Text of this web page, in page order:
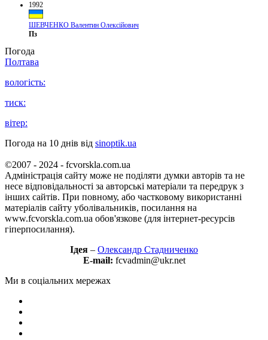
1992
ШЕВЧЕНКО Валентин Олексійович
Пз
Погода
Полтава
вологість:
тиск:
вітер:
Погода на 10 днів від sinoptik.ua
©2007 - 2024 - fcvorskla.com.ua
Адміністрація сайту може не поділяти думки авторів та не
несе відповідальності за авторські матеріали та передрук з
інших сайтів. При повному, або частковому використанні
матеріалів сайту уболівальників, посилання на
www.fcvorskla.com.ua обов'язкове (для інтернет-ресурсів
гіперпосилання).
Ідея – Олександр Стадниченко
E-mail: fcvadmin@ukr.net
Ми в соціальних мережах